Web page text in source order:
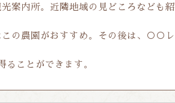
案内所。近隣地域の見どころなども紹
この農園がおすすめ。その後は、○○レ
ことができます。